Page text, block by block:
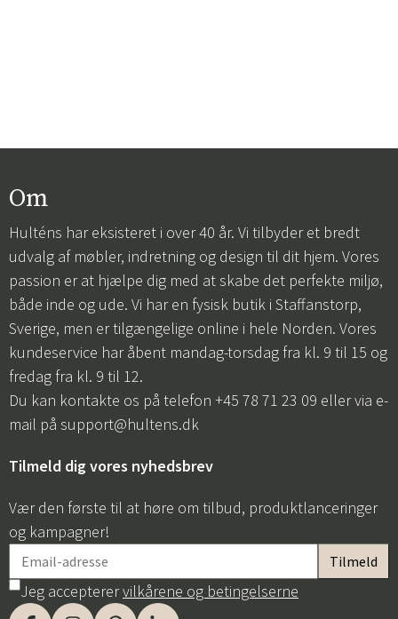
Om
Hulténs har eksisteret i over 40 år. Vi tilbyder et bredt
udvalg af møbler, indretning og design til dit hjem. Vores
passion er at hjælpe dig med at skabe det perfekte miljø,
både inde og ude. Vi har en fysisk butik i Staffanstorp,
Sverige, men er tilgængelige online i hele Norden. Vores
kundeservice har åbent mandag-torsdag fra kl. 9 til 15 og
fredag fra kl. 9 til 12.
Du kan kontakte os på telefon +45 78 71 23 09 eller via e-
mail på support@hultens.dk
Tilmeld dig vores nyhedsbrev
Vær den første til at høre om tilbud, produktlanceringer
og kampagner!
Jeg accepterervilkårene og betingelserne